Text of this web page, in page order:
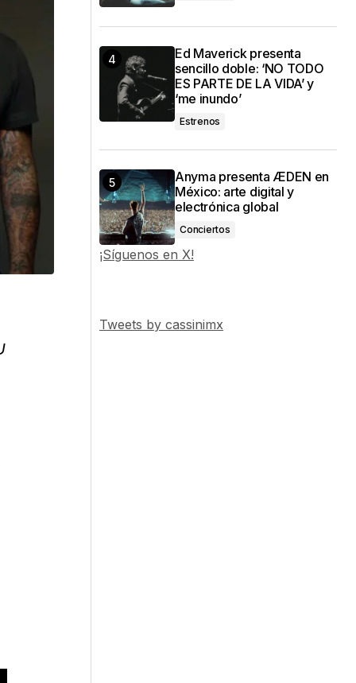
Ed Maverick presenta
sencillo doble: ‘NO TODO
ES PARTE DE LA VIDA’ y
‘me inundo’
Estrenos
Anyma presenta ÆDEN en
México: arte digital y
electrónica global
Conciertos
¡Síguenos en X!
Tweets by cassinimx